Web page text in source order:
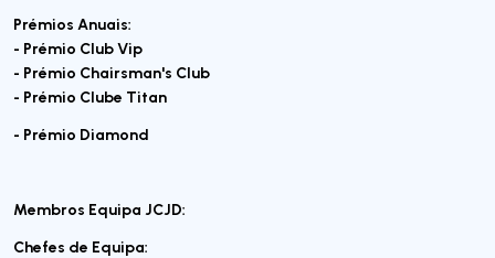
Prémios Anuais:
- Prémio Club Vip
- Prémio Chairsman's Club
- Prémio Clube Titan
- Prémio Diamond
Membros Equipa JCJD:
Chefes de Equipa: